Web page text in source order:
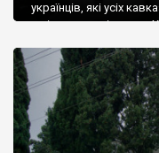
українців, які усіх
є відданими вірянами